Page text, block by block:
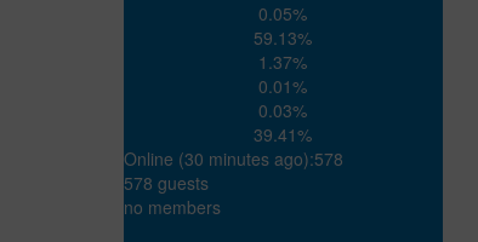
0.05%
59.13%
1.37%
0.01%
0.03%
39.41%
Online (30 minutes ago):578
578 guests
no members